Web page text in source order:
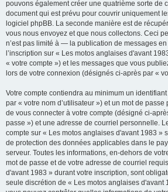
pouvons également créer une quatrième sorte de
document qui est prévu pour couvrir uniquement
logiciel phpBB. La seconde manière est de
vous nous envoyez et que nous collectons. Ceci
n’est pas limité à — la publication de messages
l’inscription sur « Les motos anglaises d'avant
« votre compte ») et les messages que vous
lors de votre connexion (désignés ci-après par «
Votre compte contiendra au minimum un
par « votre nom d’utilisateur ») et un mot de
de vous connecter à votre compte (désigné ci-
passe ») et une adresse de courriel personnelle.
compte sur « Les motos anglaises d'avant 1983 »
de protection des données applicables dans le
serveur. Toutes les informations, en-dehors de
mot de passe et de votre adresse de courriel
d'avant 1983 » durant votre inscription, sont
seule discrétion de « Les motos anglaises d'avant